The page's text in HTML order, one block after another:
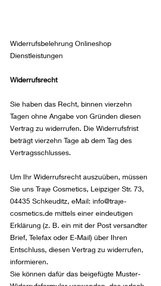
Widerrufsbelehrung Onlineshop
Dienstleistungen
Widerrufsrecht
Sie haben das Recht, binnen vierzehn
Tagen ohne Angabe von Gründen diesen
Vertrag zu widerrufen. Die Widerrufsfrist
beträgt vierzehn Tage ab dem Tag des
Vertragsschlusses.
Um Ihr Widerrufsrecht auszuüben, müssen
Sie uns Traje Cosmetics, Leipziger Str. 73,
04435 Schkeuditz, eMail: info@traje-
cosmetics.de mittels einer eindeutigen
Erklärung (z. B. ein mit der Post versandter
Brief, Telefax oder E-Mail) über Ihren
Entschluss, diesen Vertrag zu widerrufen,
informieren.
Sie können dafür das beigefügte Muster-